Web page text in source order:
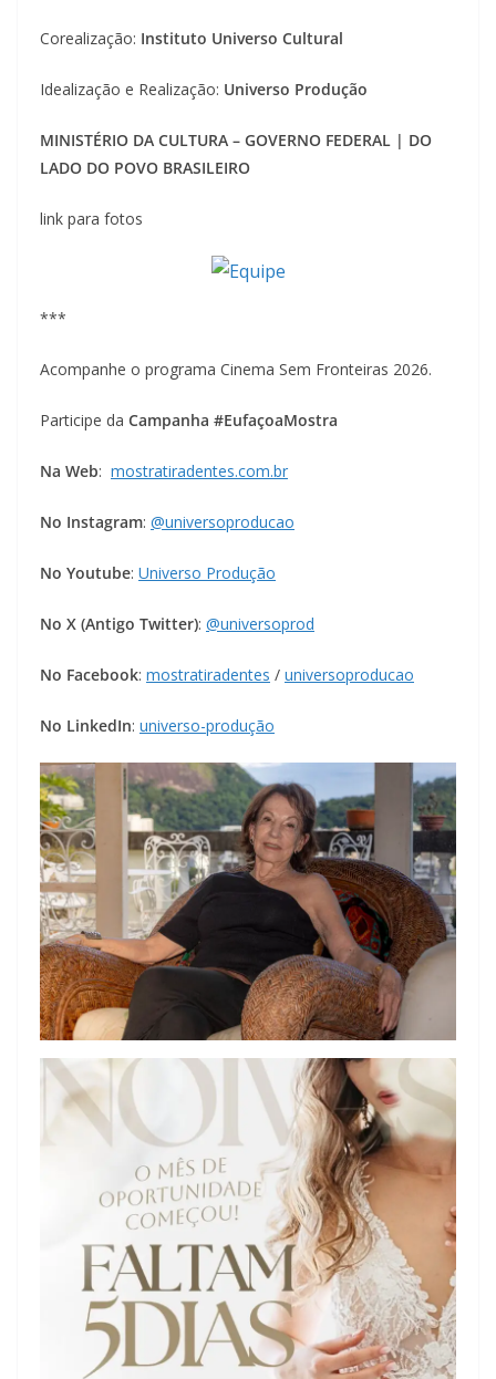
Corealização: Instituto Universo Cultural
Idealização e Realização: Universo Produção
MINISTÉRIO DA CULTURA – GOVERNO FEDERAL | DO
LADO DO POVO BRASILEIRO
link para fotos
***
Acompanhe o programa Cinema Sem Fronteiras 2026.
Participe da Campanha #EufaçoaMostra
Na Web: mostratiradentes.com.br
No Instagram: @universoproducao
No Youtube: Universo Produção
No X (Antigo Twitter): @universoprod
No Facebook: mostratiradentes / universoproducao
No LinkedIn: universo-produção